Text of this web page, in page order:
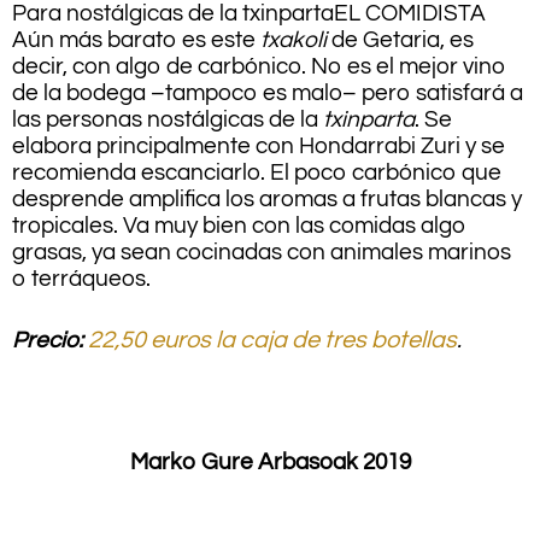
Para nostálgicas de la txinparta EL COMIDISTA
Aún más barato es este txakolide Getaria, es
decir, con algo de carbónico. No es el mejor vino
de la bodega –tampoco es malo– pero satisfará a
las personas nostálgicas de la txinparta. Se
elabora principalmente con Hondarrabi Zuri y se
recomienda escanciarlo. El poco carbónico que
desprende amplifica los aromas a frutas blancas y
tropicales. Va muy bien con las comidas algo
grasas, ya sean cocinadas con animales marinos
o terráqueos.
Precio: 22,50 euros la caja de tres botellas.
Marko Gure Arbasoak 2019